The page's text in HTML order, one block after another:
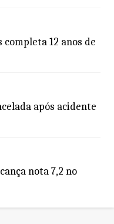
12 anos de
após acidente
nota 7,2 no